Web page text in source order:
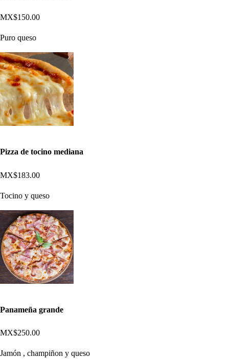
MX$150.00
Puro queso
Pizza de tocino mediana
MX$183.00
Tocino y queso
Panameña grande
MX$250.00
Jamón , champiñon y queso